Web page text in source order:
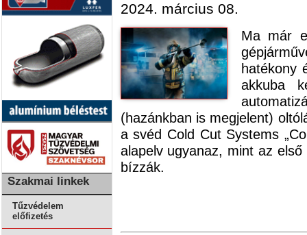
Szakmai linkek
Tűzvédelem
előfizetés
2024. március 08.
Ma már
hatékony
akkuba
(hazánkban is megjelent)
a svéd Cold Cut Systems
alapelv ugyanaz, mint az
bízzák.